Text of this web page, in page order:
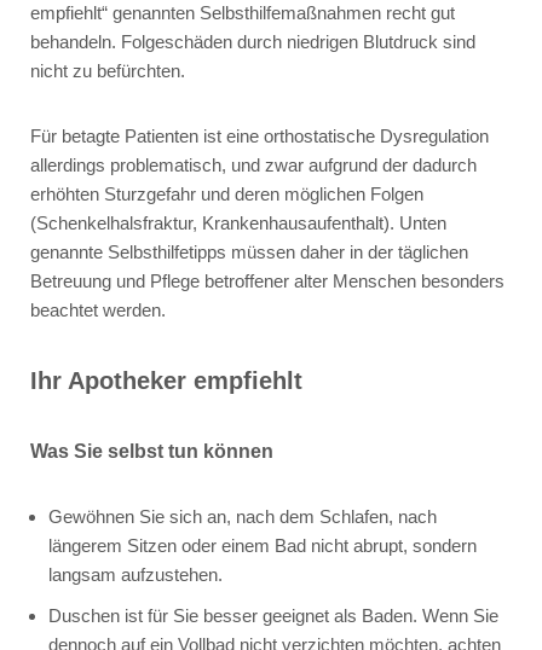
empfiehlt“ genannten Selbsthilfemaßnahmen recht gut
behandeln. Folgeschäden durch niedrigen Blutdruck sind
nicht zu befürchten.
Für betagte Patienten ist eine orthostatische Dysregulation
allerdings problematisch, und zwar aufgrund der dadurch
erhöhten Sturzgefahr und deren möglichen Folgen
(Schenkelhalsfraktur, Krankenhausaufenthalt). Unten
genannte Selbsthilfetipps müssen daher in der täglichen
Betreuung und Pflege betroffener alter Menschen besonders
beachtet werden.
Ihr Apotheker empfiehlt
Was Sie selbst tun können
Gewöhnen Sie sich an, nach dem Schlafen, nach
längerem Sitzen oder einem Bad nicht abrupt, sondern
langsam aufzustehen.
Duschen ist für Sie besser geeignet als Baden. Wenn Sie
dennoch auf ein Vollbad nicht verzichten möchten, achten